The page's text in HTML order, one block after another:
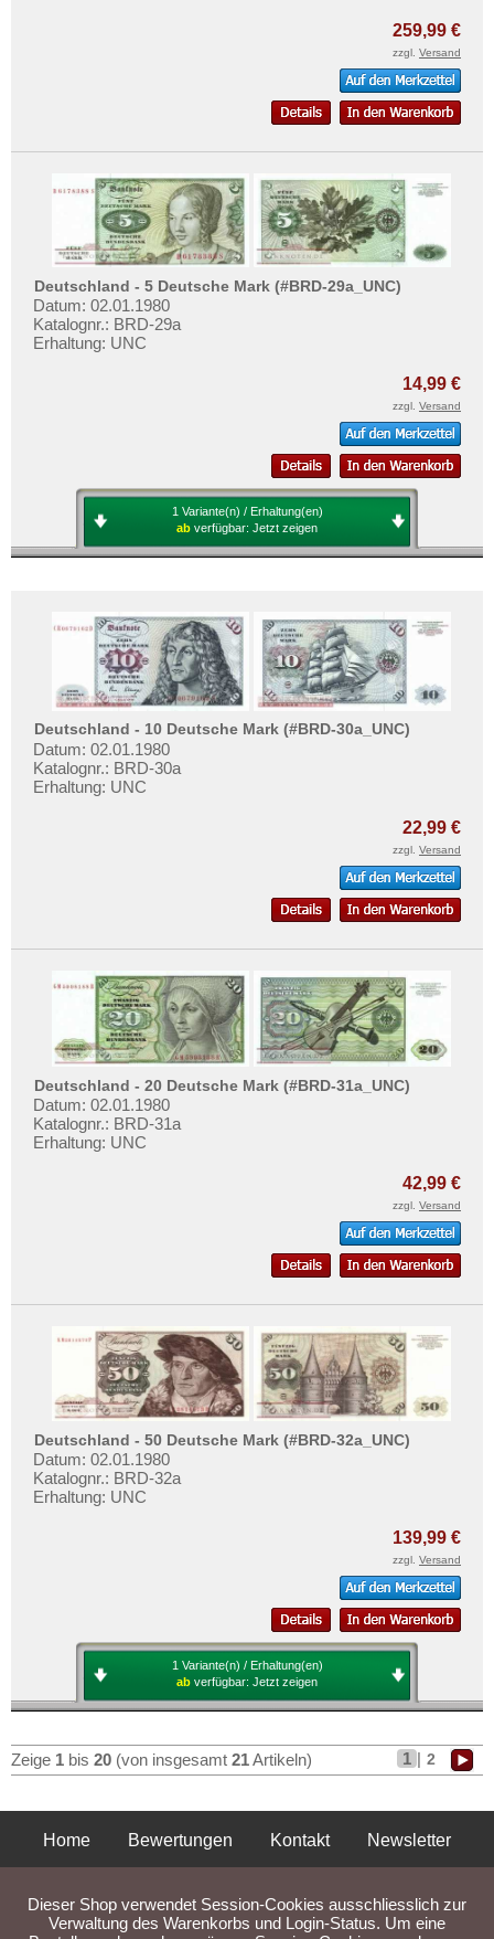
259,99 €
zzgl. Versand
Deutschland - 5 Deutsche Mark (#BRD-29a_UNC)
Datum: 02.01.1980
Katalognr.: BRD-29a
Erhaltung: UNC
14,99 €
zzgl. Versand
1 Variante(n) / Erhaltung(en)
ab verfügbar: Jetzt zeigen
Deutschland - 10 Deutsche Mark (#BRD-30a_UNC)
Datum: 02.01.1980
Katalognr.: BRD-30a
Erhaltung: UNC
22,99 €
zzgl. Versand
Deutschland - 20 Deutsche Mark (#BRD-31a_UNC)
Datum: 02.01.1980
Katalognr.: BRD-31a
Erhaltung: UNC
42,99 €
zzgl. Versand
Deutschland - 50 Deutsche Mark (#BRD-32a_UNC)
Datum: 02.01.1980
Katalognr.: BRD-32a
Erhaltung: UNC
139,99 €
zzgl. Versand
1 Variante(n) / Erhaltung(en)
ab verfügbar: Jetzt zeigen
Zeige 1 bis 20 (von insgesamt 21Artikeln) 1 | 2
Home Bewertungen Kontakt
Newsletter
Liefer- und Versandkosten
Dieser Shop verwendet Session-Cookies ausschliesslich zur
Verwaltung des Warenkorbs und Login-Status. Um eine